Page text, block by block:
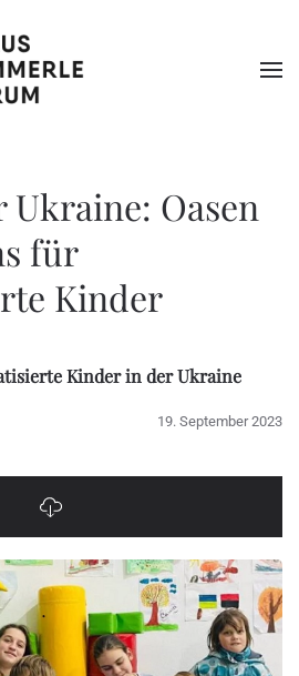
Oasen
für
Kinder
Kinder in der Ukraine
19. September 2023